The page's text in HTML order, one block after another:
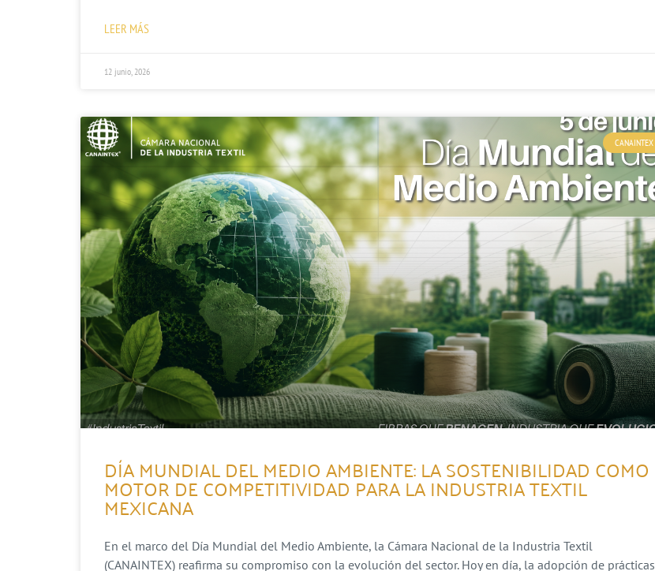
LEER MÁS
12 junio, 2026
CANAINTEX
DÍA MUNDIAL DEL MEDIO AMBIENTE: LA SOSTENIBILIDAD COMO
MOTOR DE COMPETITIVIDAD PARA LA INDUSTRIA TEXTIL
MEXICANA
En el marco del Día Mundial del Medio Ambiente, la Cámara Nacional de la Industria Textil
(CANAINTEX) reafirma su compromiso con la evolución del sector. Hoy en día, la adopción de prácticas